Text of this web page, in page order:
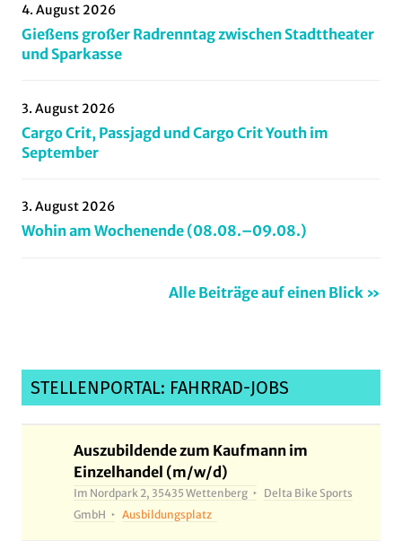
4. August 2026
Gießens großer Radrenntag zwischen Stadttheater
und Sparkasse
3. August 2026
Cargo Crit, Passjagd und Cargo Crit Youth im
September
3. August 2026
Wohin am Wochenende (08.08.–09.08.)
Alle Beiträge auf einen Blick »
STELLENPORTAL: FAHRRAD-JOBS
Auszubildende zum Kaufmann im
Einzelhandel (m/w/d)
Im Nordpark 2, 35435 Wettenberg
Delta Bike Sports
GmbH
Ausbildungsplatz